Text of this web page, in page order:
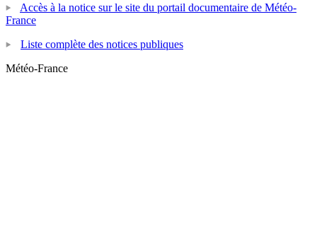
Accès à la notice sur le site du portail documentaire de Météo-
France
Liste complète des notices publiques
Météo-France